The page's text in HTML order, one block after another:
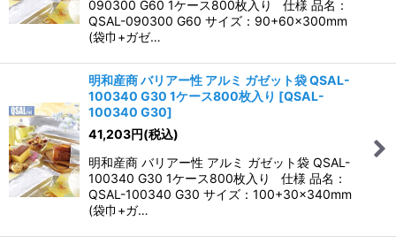
090300 G60 1ケース800枚入り 仕様 品名：
QSAL-090300 G60 サイズ：90+60×300mm
(袋巾+ガゼ…
明和産商 バリアー性 アルミ ガゼット袋 QSAL-
100340 G30 1ケース800枚入り [QSAL-
100340 G30]
41,203円(税込)
明和産商 バリアー性 アルミ ガゼット袋 QSAL-
100340 G30 1ケース800枚入り 仕様 品名：
QSAL-100340 G30 サイズ：100+30×340mm
(袋巾+ガ…